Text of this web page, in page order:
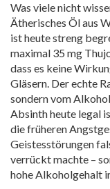
Was viele nicht
Ätherisches Öl aus
ist heute streng
maximal 35 mg
dass es keine
Gläsern. Der echte
sondern vom
Absinth heute legal
die früheren
Geistesstörungen
verrückt machte –
hohe Alkoholgehalt